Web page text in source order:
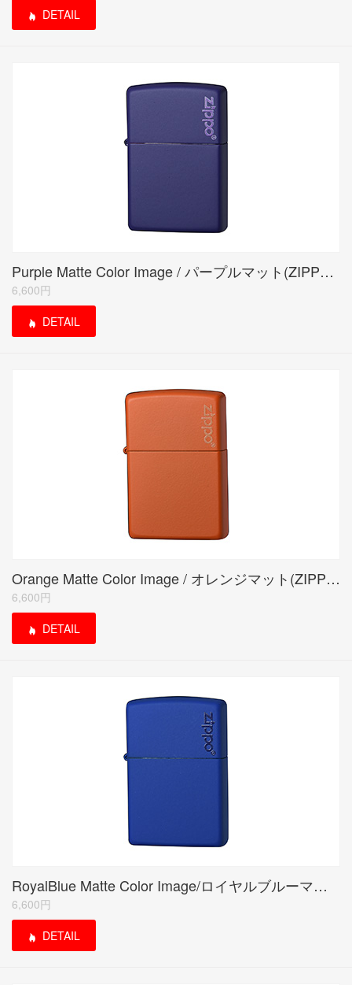
DETAIL
Purple Matte Color Image / パープルマット(ZIPPO LOGO)
6,600円
DETAIL
Orange Matte Color Image / オレンジマット(ZIPPO LOGO)
6,600円
DETAIL
RoyalBlue Matte Color Image/ロイヤルブルーマット(ZIPPO LOGO)
6,600円
DETAIL